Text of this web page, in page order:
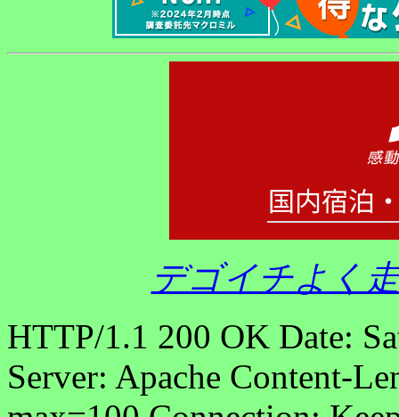
デゴイチよく
HTTP/1.1 200 OK Date:
Server: Apache Content-